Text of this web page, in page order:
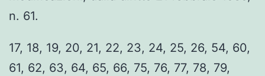
n. 61.
17, 18, 19, 20, 21, 22, 23, 24, 25, 26, 54, 60,
61, 62, 63, 64, 65, 66, 75, 76, 77, 78, 79,